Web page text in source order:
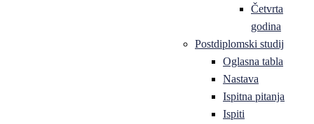
Četvrta
godina
Postdiplomski studij
Oglasna tabla
Nastava
Ispitna pitanja
Ispiti